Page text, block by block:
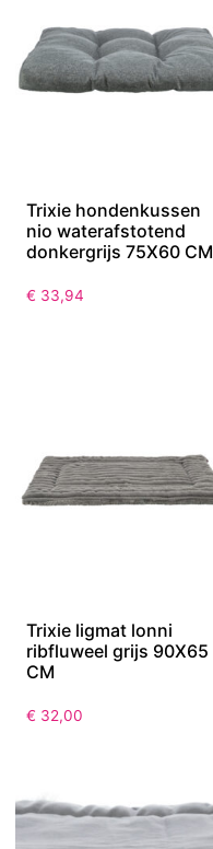
Trixie hondenkussen
nio waterafstotend
donkergrijs 75X60 CM
€ 33,94
Trixie ligmat lonni
ribfluweel grijs 90X65
CM
€ 32,00